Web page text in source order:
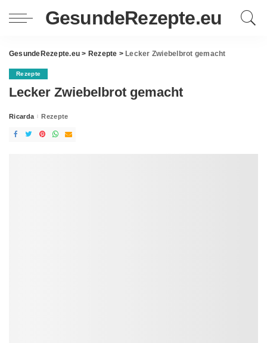
GesundeRezepte.eu
GesundeRezepte.eu > Rezepte > Lecker Zwiebelbrot gemacht
Rezepte
Lecker Zwiebelbrot gemacht
Posted
Ricarda Rezepte